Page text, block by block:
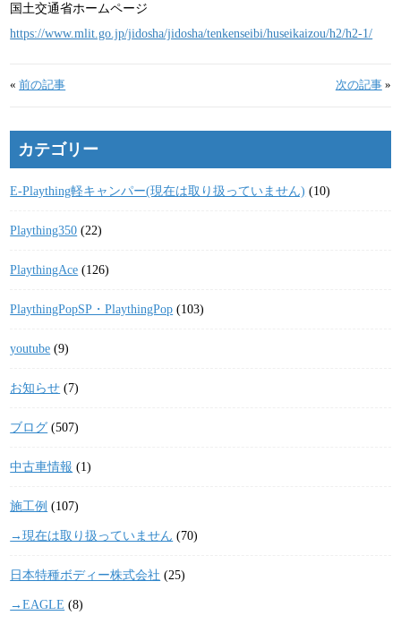
国土交通省ホームページ
https://www.mlit.go.jp/jidosha/jidosha/tenkenseibi/huseikaizou/h2/h2-1/
«前の記事 次の記事»
カテゴリー
E-Plaything軽キャンパー(現在は取り扱っていません) (10)
Plaything350 (22)
PlaythingAce (126)
PlaythingPopSP・PlaythingPop (103)
youtube (9)
お知らせ (7)
ブログ (507)
中古車情報 (1)
施工例 (107)
→現在は取り扱っていません (70)
日本特種ボディー株式会社 (25)
→EAGLE (8)